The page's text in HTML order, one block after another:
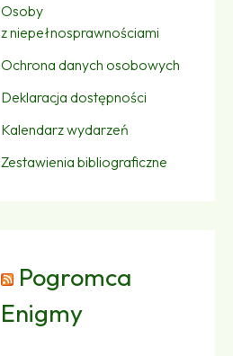
Osoby
z niepełnosprawnościami
Ochrona danych osobowych
Deklaracja dostępności
Kalendarz wydarzeń
Zestawienia bibliograficzne
Pogromca
Enigmy